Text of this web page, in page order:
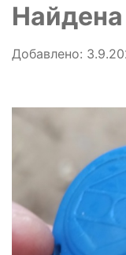
Добавлено: